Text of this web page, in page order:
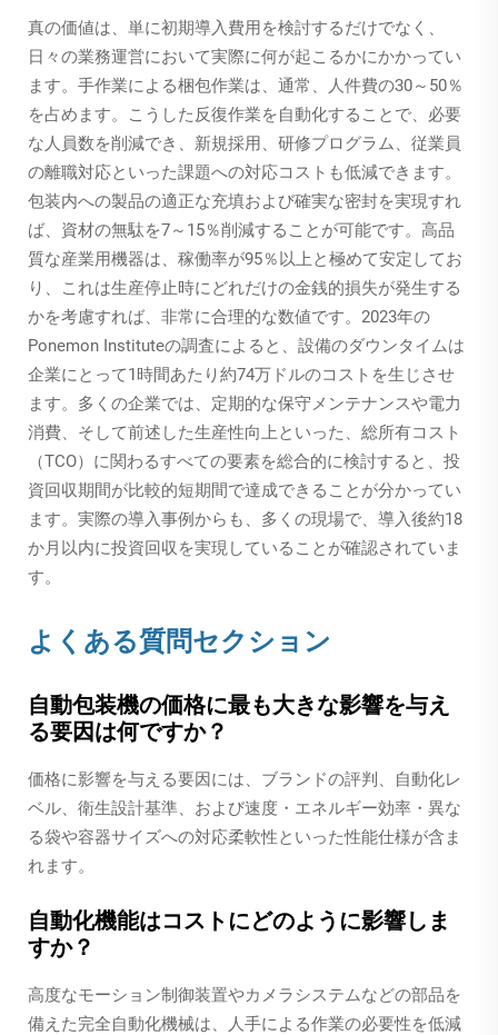
真の価値は、単に初期導入費用を検討するだけでなく、
日々の業務運営において実際に何が起こるかにかかってい
ます。手作業による梱包作業は、通常、人件費の30～50％
を占めます。こうした反復作業を自動化することで、必要
な人員数を削減でき、新規採用、研修プログラム、従業員
の離職対応といった課題への対応コストも低減できます。
包装内への製品の適正な充填および確実な密封を実現すれ
ば、資材の無駄を7～15％削減することが可能です。高品
質な産業用機器は、稼働率が95％以上と極めて安定してお
り、これは生産停止時にどれだけの金銭的損失が発生する
かを考慮すれば、非常に合理的な数値です。2023年の
Ponemon Instituteの調査によると、設備のダウンタイムは
企業にとって1時間あたり約74万ドルのコストを生じさせ
ます。多くの企業では、定期的な保守メンテナンスや電力
消費、そして前述した生産性向上といった、総所有コスト
（TCO）に関わるすべての要素を総合的に検討すると、投
資回収期間が比較的短期間で達成できることが分かってい
ます。実際の導入事例からも、多くの現場で、導入後約18
か月以内に投資回収を実現していることが確認されていま
す。
よくある質問セクション
自動包装機の価格に最も大きな影響を与え
る要因は何ですか？
価格に影響を与える要因には、ブランドの評判、自動化レ
ベル、衛生設計基準、および速度・エネルギー効率・異な
る袋や容器サイズへの対応柔軟性といった性能仕様が含ま
れます。
自動化機能はコストにどのように影響しま
すか？
高度なモーション制御装置やカメラシステムなどの部品を
備えた完全自動化機械は、人手による作業の必要性を低減